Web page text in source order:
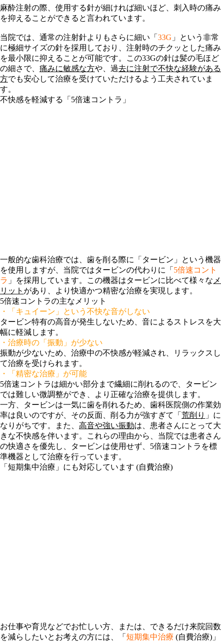
麻酔注射の際、使用する針が細ければ細いほど、刺入時の痛み
を抑えることができると言われています。
当院では、通常の注射針よりもさらに細い「 33G 」という非常
に極細サイズの針を採用しており、注射時のチクッとした痛み
を最小限に抑えることが可能です。この33Gの針は髪の毛ほど
の細さで、 痛みに敏感な方や、過去に注射で不快な経験がある
方でも安心して治療を受けていただけるよう工夫されていま
す。
不快感を軽減する「5倍速コントラ」
一般的な歯科治療では、歯を削る際に「タービン」という機器
を使用しますが、当院ではタービンの代わりに「 5倍速コント
ラ 」を採用しています。この機器はタービンに比べて様々な メ
リット があり、より快適かつ精密な治療を実現します。
5倍速コントラの主なメリット
・「キュイーン」という不快な音がしない
タービン特有の高音が発生しないため、音によるストレスを大
幅に軽減します。
・治療時の「振動」が少ない
振動が少ないため、治療中の不快感が軽減され、リラックスし
て治療を受けられます。
・「精密な治療」が可能
5倍速コントラは細かい部分まで繊細に削れるので、タービン
では難しい微調整ができ、より正確な治療を提供します。
一方、タービンは一気に歯を削れるため、歯科医院側の作業効
率は良いのですが、その反面、削る力が強すぎて「 荒削り 」に
なりがちです。また、 高音や強い振動は、患者さんにとって大
きな不快感を伴います。これらの理由から、当院では患者さん
の快適さを優先し、タービンは使用せず、5倍速コントラを標
準機器として治療を行っています。
「短期集中治療」にも対応しています (自費治療)
お仕事や育児などでお忙しい方、または、できるだけ来院回数
を減らしたいとお考えの方には、「 短期集中治療 (自費治療)」